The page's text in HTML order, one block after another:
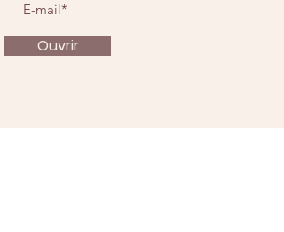
Ouvrir